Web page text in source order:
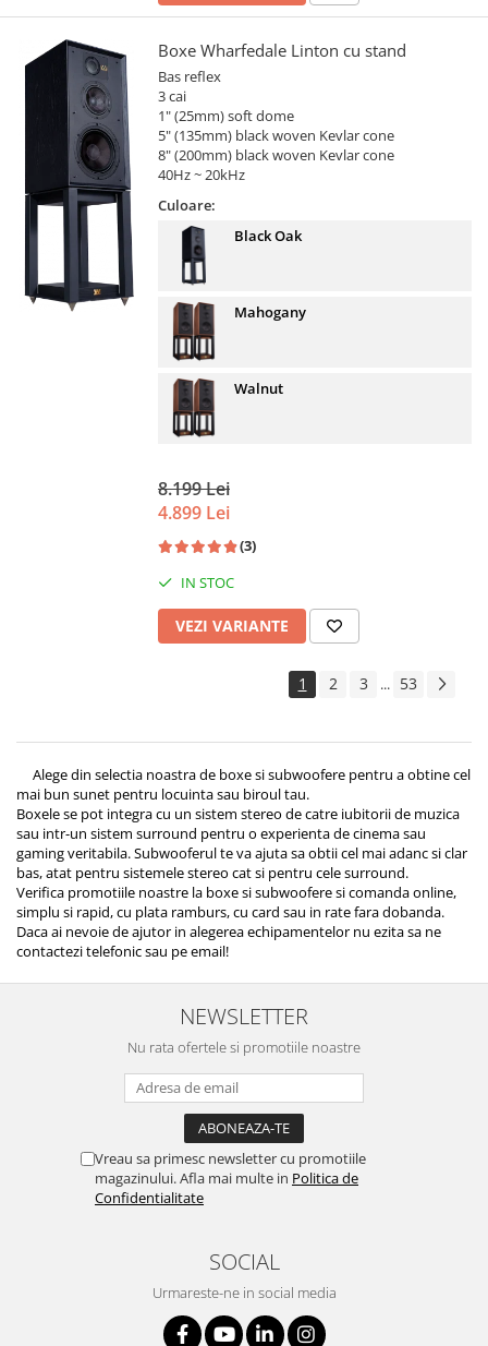
Boxe Wharfedale Linton cu stand
Bas reflex
3 cai
1" (25mm) soft dome
5" (135mm) black woven Kevlar cone
8" (200mm) black woven Kevlar cone
40Hz ~ 20kHz
Culoare:
Black Oak
Mahogany
Walnut
8.199 Lei
4.899 Lei
(3)
IN STOC
VEZI VARIANTE
1 2 3 ... 53
Alege din selectia noastra de boxe si subwoofere pentru a obtine cel
mai bun sunet pentru locuinta sau biroul tau.
Boxele se pot integra cu un sistem stereo de catre iubitorii de muzica
sau intr-un sistem surround pentru o experienta de cinema sau
gaming veritabila. Subwooferul te va ajuta sa obtii cel mai adanc si clar
bas, atat pentru sistemele stereo cat si pentru cele surround.
Verifica promotiile noastre la boxe si subwoofere si comanda online,
simplu si rapid, cu plata ramburs, cu card sau in rate fara dobanda.
Daca ai nevoie de ajutor in alegerea echipamentelor nu ezita sa ne
contactezi telefonic sau pe email!
NEWSLETTER
Nu rata ofertele si promotiile noastre
Vreau sa primesc newsletter cu promotiile
magazinului. Afla mai multe in Politica de
Confidentialitate
SOCIAL
Urmareste-ne in social media